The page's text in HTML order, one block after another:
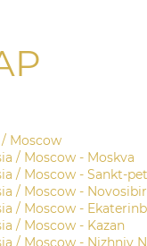
Moscow
/ Moscow - Moskva
/ Moscow - Sankt-
/ Moscow -
/ Moscow -
/ Moscow - Kazan
/ Moscow - Nizhniy